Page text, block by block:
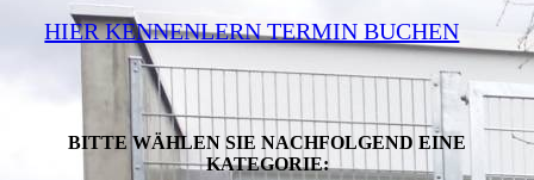
HIER KENNENLERN TERMIN BUCHEN
BITTE WÄHLEN SIE NACHFOLGEND EINE
KATEGORIE: